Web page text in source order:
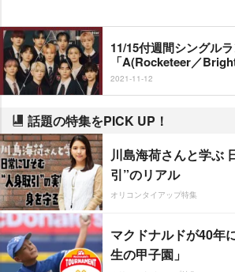
11/15付週間シングル
「A(Rocketeer／
2021-11-12
話題の特集をPICK UP！
川島海荷さんと学ぶ
引”のリアル
オリコンタイアップ特集
マクドナルドが40年
生の甲子園」